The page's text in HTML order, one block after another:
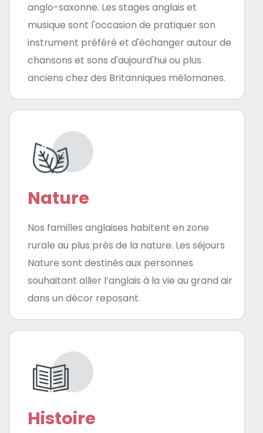
anglo-saxonne. Les stages anglais et
musique sont l'occasion de pratiquer son
instrument préféré et d'échanger autour de
chansons et sons d'aujourd'hui ou plus
anciens chez des Britanniques mélomanes.
Nature
Nos familles anglaises habitent en zone
rurale au plus près de la nature. Les séjours
Nature sont destinés aux personnes
souhaitant allier l’anglais à la vie au grand air
dans un décor reposant.
Histoire